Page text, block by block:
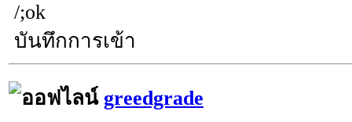
/;ok
บันทึกการเข้า
greedgrade